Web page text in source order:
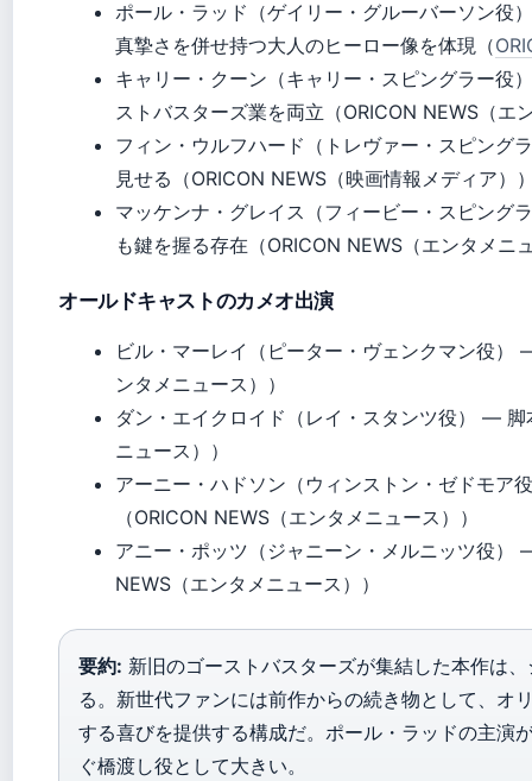
ポール・ラッド（ゲイリー・グルーバーソン
真摯さを併せ持つ大人のヒーロー像を体現（
キャリー・クーン（キャリー・スピングラー
ストバスターズ業を両立（ORICON NEWS（エ
フィン・ウルフハード（トレヴァー・スピン
見せる（ORICON NEWS（映画情報メディア）
マッケンナ・グレイス（フィービー・スピン
も鍵を握る存在（ORICON NEWS（エンタメニ
オールドキャストのカメオ出演
ビル・マーレイ（ピーター・ヴェンクマン役
ンタメニュース））
ダン・エイクロイド（レイ・スタンツ役） —
ニュース））
アーニー・ハドソン（ウィンストン・ゼドモ
（ORICON NEWS（エンタメニュース））
アニー・ポッツ（ジャニーン・メルニッツ役）
NEWS（エンタメニュース））
要約: 新旧のゴーストバスターズが集結した本作は
る。新世代ファンには前作からの続き物として、オ
する喜びを提供する構成だ。ポール・ラッドの主演
ぐ橋渡し役として大きい。